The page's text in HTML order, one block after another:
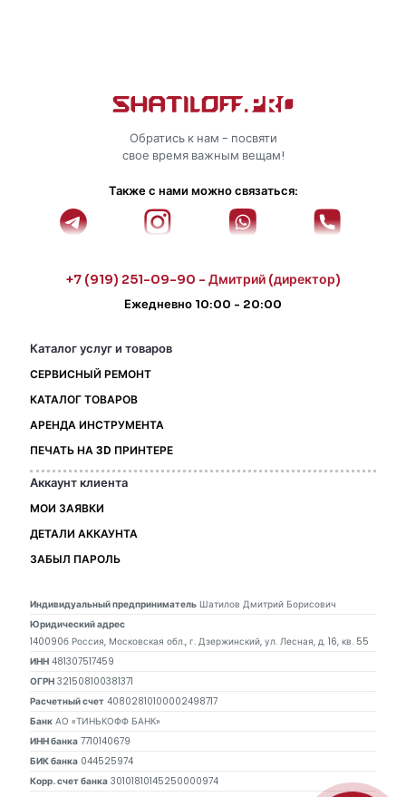
Обратись к нам - посвяти
свое время важным вещам!
Также с нами можно связаться:
+7 (919) 251-09-90 - Дмитрий (директор)
Ежедневно 10:00 - 20:00
Каталог услуг и товаров
СЕРВИСНЫЙ РЕМОНТ
КАТАЛОГ ТОВАРОВ
АРЕНДА ИНСТРУМЕНТА
ПЕЧАТЬ НА 3D ПРИНТЕРЕ
Аккаунт клиента
МОИ ЗАЯВКИ
ДЕТАЛИ АККАУНТА
ЗАБЫЛ ПАРОЛЬ
Индивидуальный предприниматель Шатилов Дмитрий Борисович
Юридический адрес
140090б Россия, Московская обл., г. Дзержинский, ул. Лесная, д. 16, кв. 55
ИНН 481307517459
ОГРН 321508100381371
Расчетный счет 40802810100002498717
Банк АО «ТИНЬКОФФ БАНК»
ИНН банка 7710140679
БИК банка 044525974
Корр. счет банка 30101810145250000974